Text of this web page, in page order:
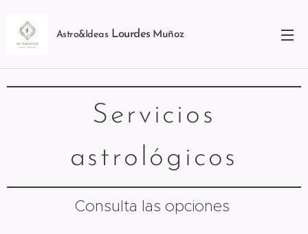
Astro&Ideas Lourdes Muñoz
Servicios
astrológicos
Consulta las opciones